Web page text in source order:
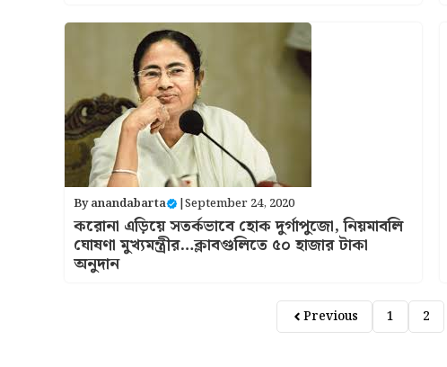
Byanandabarta |September 24, 2020
করোনা এড়িয়ে সতর্কভাবে হোক দুর্গাপুজো, নিয়মাবলি
ঘোষণা মুখ্যমন্ত্রীর…ক্লাবগুলিতে ৫০ হাজার টাকা
অনুদান
Previous 1 2